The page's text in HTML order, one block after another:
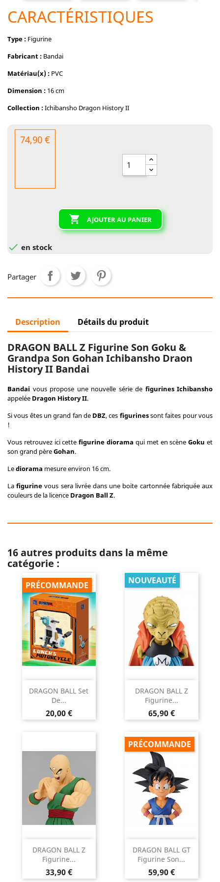
CARACTÉRISTIQUES
Type : Figurine
Fabricant : Bandai
Matériau(x) : PVC
Dimension : 16 cm
Collection :Ichibansho Dragon History II
74,90 €
 AJOUTER AU PANIER
 en stock
Partager
Description Détails du produit
DRAGON BALL Z Figurine Son Goku &
Grandpa Son Gohan Ichibansho Draon
History II Bandai
Bandai vous propose une nouvelle série de figurines Ichibansho
appelée Dragon History II.
Si vous êtes un grand fan de DBZ, ces figurinessont faites pour vous
!
Vous retrouvez ici cettefigurine diorama qui met en scèneGoku et
son grand pèreGohan.
Lediorama mesure environ 16 cm.
Lafigurine vous sera livrée dans une boite cartonnée fabriquée aux
couleurs de la licence Dragon Ball Z.
16 autres produits dans la même
catégorie :
DRAGON BALL Set
De...
Prix
20,00 €
PRÉCOMMANDE
DRAGON BALL Z
Figurine...
Prix
65,90 €
NOUVEAUTÉ
DRAGON BALL Z
Figurine...
Prix
33,90 €
DRAGON BALL GT
Figurine Son...
Prix
59,90 €
PRÉCOMMANDE